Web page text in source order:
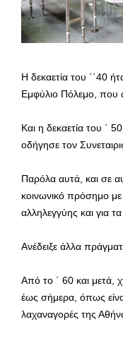
Η δεκαετία του ΄΄40
Εμφύλιο Πόλεμο, που
Και η δεκαετία του ΄
οδήγησε τον
Παρόλα αυτά, και σε
κοινωνικό πρόσημο
αλληλεγγύης και για
Ανέδειξε άλλα
Από το ΄ 60 και μετά,
έως σήμερα, όπως
λαχαναγορές της